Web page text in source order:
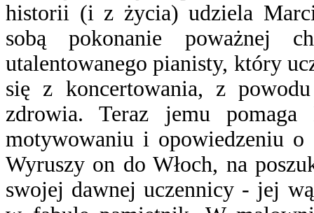
historii (i z życia) udziela
sobą pokonanie poważnej
utalentowanego pianisty, który
się z koncertowania, z
zdrowia. Teraz jemu
motywowaniu i opowiedzeniu
Wyruszy on do Włoch, na
swojej dawnej uczennicy - jej